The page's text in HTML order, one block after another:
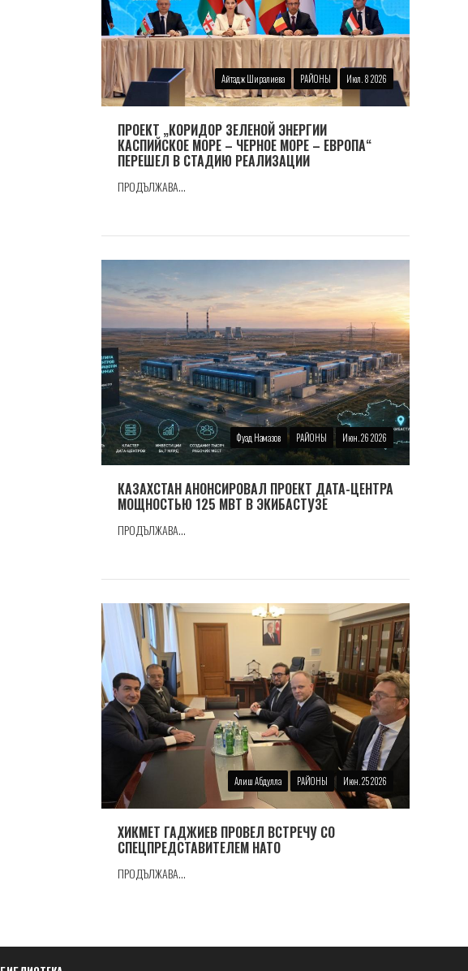
Айтадж Ширалиева РАЙОНЫ Июл. 8 2026
ПРОЕКТ „КОРИДОР ЗЕЛЕНОЙ ЭНЕРГИИ
КАСПИЙСКОЕ МОРЕ – ЧЕРНОЕ МОРЕ – ЕВРОПА“
ПЕРЕШЕЛ В СТАДИЮ РЕАЛИЗАЦИИ
ПРОДЪЛЖАВА...
Фуад Намазов РАЙОНЫ Июн. 26 2026
КАЗАХСТАН АНОНСИРОВАЛ ПРОЕКТ ДАТА-ЦЕНТРА
МОЩНОСТЬЮ 125 МВТ В ЭКИБАСТУЗЕ
ПРОДЪЛЖАВА...
Алиш Абдулла РАЙОНЫ Июн. 25 2026
ХИКМЕТ ГАДЖИЕВ ПРОВЕЛ ВСТРЕЧУ СО
СПЕЦПРЕДСТАВИТЕЛЕМ НАТО
ПРОДЪЛЖАВА...